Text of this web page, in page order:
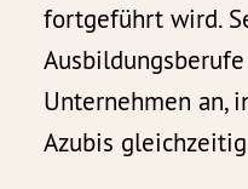
fortgeführt wird.
Unternehmen an,
Azubis